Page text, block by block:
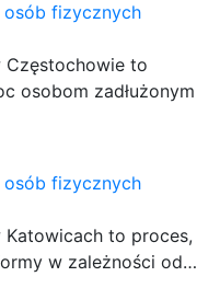
osób fizycznych
Częstochowie to
osobom zadłużonym
osób fizycznych
Katowicach to proces,
w zależności od…